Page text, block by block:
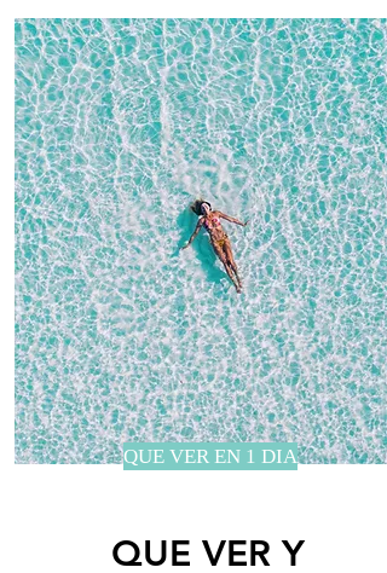
QUE VER EN 1 DIA
QUE VER Y